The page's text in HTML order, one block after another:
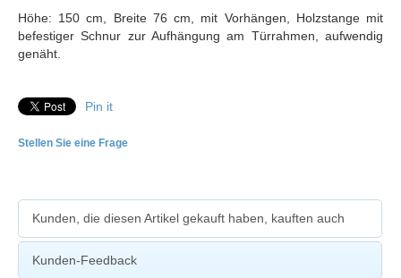
Höhe: 150 cm, Breite 76 cm, mit Vorhängen, Holzstange mit
befestiger Schnur zur Aufhängung am Türrahmen, aufwendig
genäht.
Pin it
Stellen Sie eine Frage
Kunden, die diesen Artikel gekauft haben, kauften auch
Kunden-Feedback